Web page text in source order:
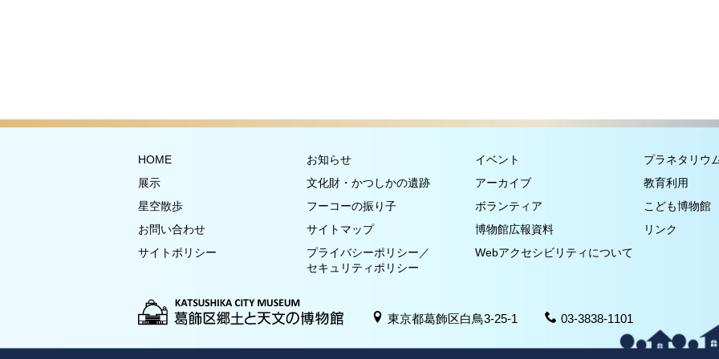
HOME お知らせ イベント
プラネタリウ
展示
文化財・かつしかの遺跡 アーカイブ
教育利用
星空散歩
フーコーの振り子 ボランティア
こども博物館
お問い合わせ
サイトマップ 博物館広報資料
リンク
サイトポリシー
プライバシーポリシー／
セキュリティポリシー
Webアクセシビリティについて
東京都葛飾区白鳥3-25-1 03-3838-1101